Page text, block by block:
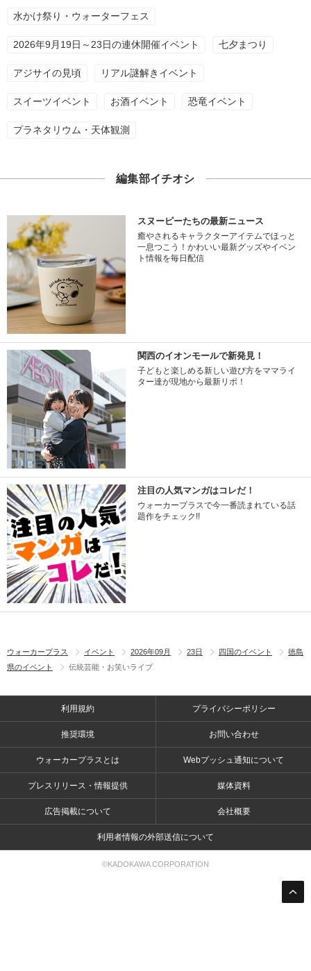
水かけ祭り・ウォーターフェス
2026年9月19日～23日の連休開催イベント 七夕まつり
アジサイの見頃 リアル謎解きイベント
スイーツイベント お酒イベント 恐竜イベント
プラネタリウム・天体観測
編集部イチオシ
スヌーピーたちの最新ニュース
癒やされるキャラクターアイテムでほっと
一息つこう！かわいい最新グッズやイベン
ト情報を毎日配信
関西のイオンモールで新発見！
子どもと楽しめる新しい遊び方をママライ
ター達が現地から最新リポ！
注目の人気マンガはコレだ！
ウォーカープラスで今一番読まれている話
題作をチェック!!
ウォーカープラス イベント 2026年09月 23日 四国のイベント
徳島
県のイベント
伝統芸能・お笑いライブ
利用規約 プライバシーポリシー
推奨環境 お問い合わせ
ウォーカープラスとは Webプッシュ通知について
プレスリリース・情報提供 媒体資料
広告掲載について 会社概要
利用者情報の外部送信について
©KADOKAWA CORPORATION